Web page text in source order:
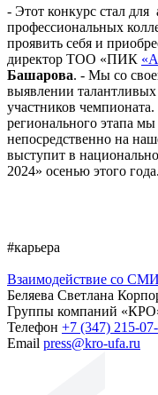
- Этот конкурс стал
профессиональных
проявить себя и
директор ТОО «ПИК
Башарова. - Мы со
выявлении талантливых
участников
регионального этапа
непосредственно на
выступит в
2024» осенью этого года.
#карьера
Взаимодействие со СМИ
Беляева Светлана
Группы компаний
Телефон +7 (347) 215-
Email press@kro-ufa.ru